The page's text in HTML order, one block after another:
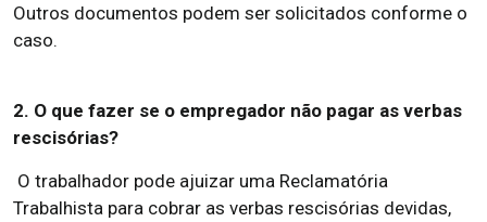
Outros documentos podem ser solicitados conforme o
caso.
2. O que fazer se o empregador não pagar as verbas
rescisórias?
O trabalhador pode ajuizar uma Reclamatória
Trabalhista para cobrar as verbas rescisórias devidas,